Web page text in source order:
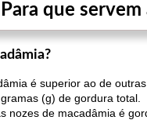
Para que
é superior ao de
(g) de gordura total.
nozes de macadâmia é